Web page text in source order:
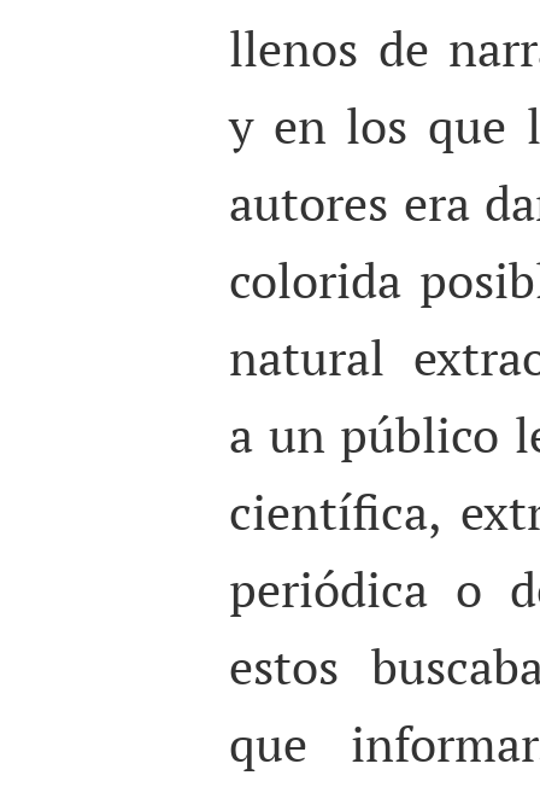
llenos de
y en los que
autores era
colorida
natural
a un público
científica,
periódica o
estos
que